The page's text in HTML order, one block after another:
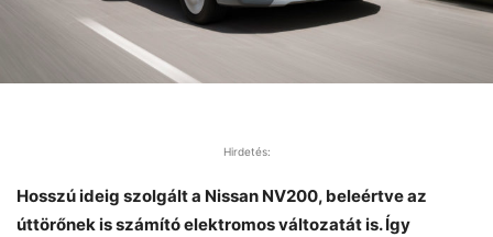
Hirdetés:
Hosszú ideig szolgált a Nissan NV200, beleértve az
úttörőnek is számító elektromos változatát is. Így